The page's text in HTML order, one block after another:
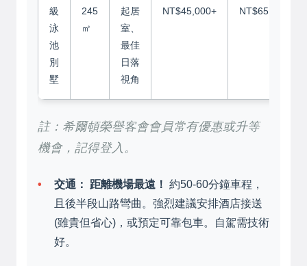
級
泳
池
別
墅
245
㎡
起居
室、
最佳
日落
視角
NT$45,000+ NT$65,000+
註：希爾頓榮譽客會會員常有優惠或升等
機會，記得登入。
交通： 距離機場最遠！ 約50-60分鐘車程，
且後半段山路彎曲。強烈建議安排酒店接送
(雖貴但省心)，或預定可靠包車。自駕需技術
好。